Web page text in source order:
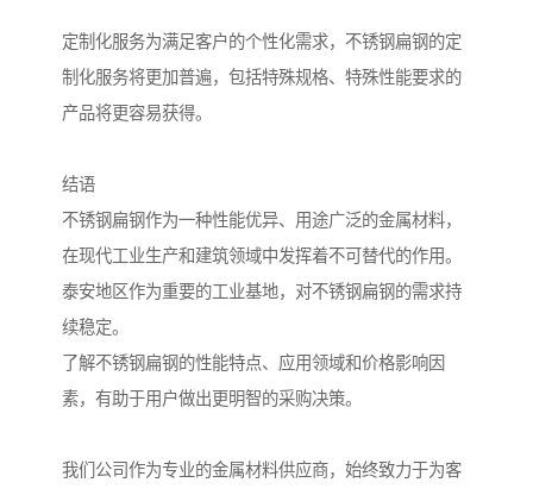
定制化服务为满足客户的个性化需求，不锈钢扁钢的定
制化服务将更加普遍，包括特殊规格、特殊性能要求的
产品将更容易获得。
结语
不锈钢扁钢作为一种性能优异、用途广泛的金属材料，
在现代工业生产和建筑领域中发挥着不可替代的作用。
泰安地区作为重要的工业基地，对不锈钢扁钢的需求持
续稳定。
了解不锈钢扁钢的性能特点、应用领域和价格影响因
素，有助于用户做出更明智的采购决策。
我们公司作为专业的金属材料供应商，始终致力于为客